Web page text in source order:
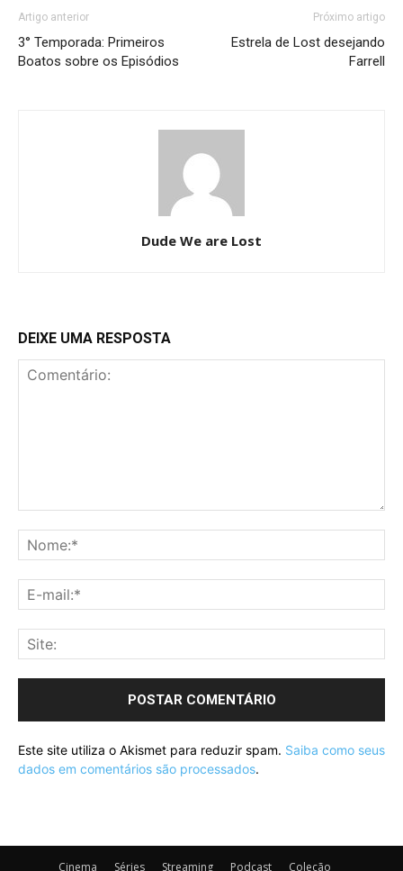
Artigo anterior
3° Temporada: Primeiros
Boatos sobre os Episódios
Próximo artigo
Estrela de Lost desejando
Farrell
Dude We are Lost
DEIXE UMA RESPOSTA
Este site utiliza o Akismet para reduzir spam. Saiba como seus
dados em comentários são processados.
Cinema Séries Streaming Podcast Coleção